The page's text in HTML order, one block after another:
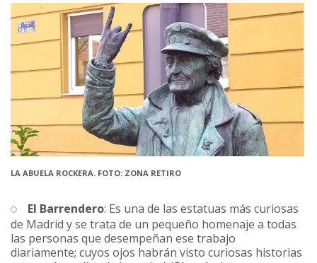
LA ABUELA ROCKERA. FOTO: ZONA RETIRO
El Barrendero: Es una de las estatuas más curiosas
de Madrid y se trata de un pequeño homenaje a todas
las personas que desempeñan ese trabajo
diariamente; cuyos ojos habrán visto curiosas historias